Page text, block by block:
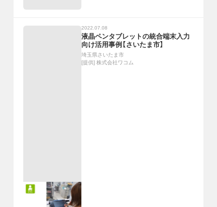
2022.07.08
液晶ペンタブレットの統合端末入力
向け活用事例【さいたま市】
埼玉県さいたま市
[提供] 株式会社ワコム